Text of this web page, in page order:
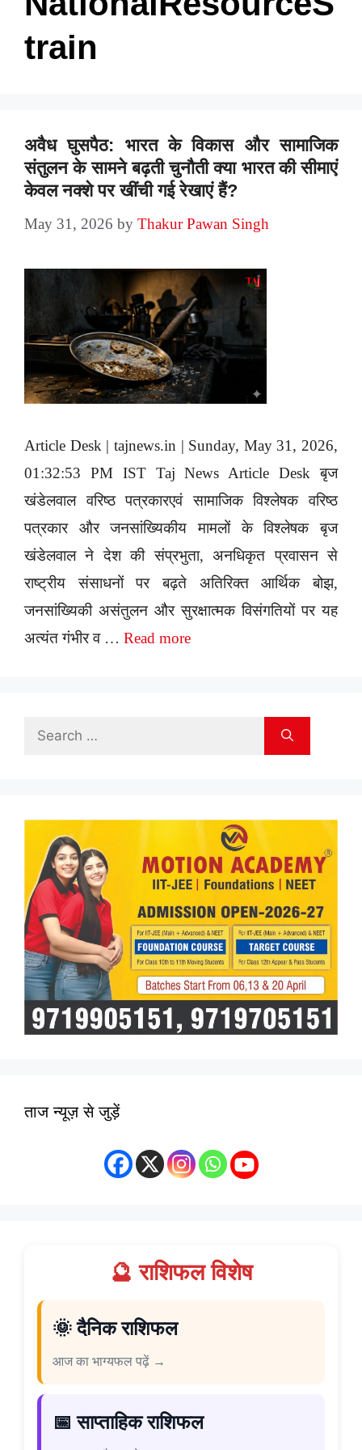
train
अवैध घुसपैठ: भारत के विकास और सामाजिक
संतुलन के सामने बढ़ती चुनौती क्या भारत की सीमाएं
केवल नक्शे पर खींची गई रेखाएं हैं?
May 31, 2026 by Thakur Pawan Singh
Article Desk | tajnews.in | Sunday, May 31, 2026,
01:32:53 PM IST Taj News Article Desk बृज
खंडेलवाल वरिष्ठ पत्रकारएवं सामाजिक विश्लेषक वरिष्ठ
पत्रकार और जनसांख्यिकीय मामलों के विश्लेषक बृज
खंडेलवाल ने देश की संप्रभुता, अनधिकृत प्रवासन से
राष्ट्रीय संसाधनों पर बढ़ते अतिरिक्त आर्थिक बोझ,
जनसांख्यिकी असंतुलन और सुरक्षात्मक विसंगतियों पर यह
अत्यंत गंभीर व … Read more
Search
ताज न्यूज़ से जुड़ें
🔮 राशिफल विशेष
🌞 दैनिक राशिफल
आज का भाग्यफल पढ़ें →
📅 साप्ताहिक राशिफल